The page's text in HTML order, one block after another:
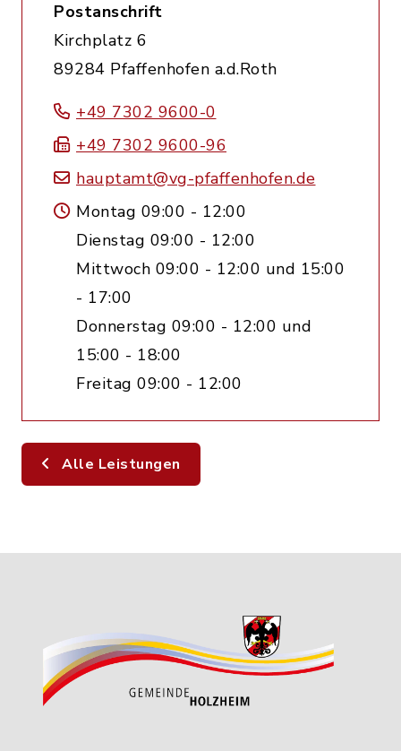
Postanschrift
Kirchplatz 6
89284 Pfaffenhofen a.d.Roth
+49 7302 9600-0
+49 7302 9600-96
hauptamt@vg-pfaffenhofen.de
Montag 09:00 - 12:00
Dienstag 09:00 - 12:00
Mittwoch 09:00 - 12:00 und 15:00
- 17:00
Donnerstag 09:00 - 12:00 und
15:00 - 18:00
Freitag 09:00 - 12:00
Alle Leistungen